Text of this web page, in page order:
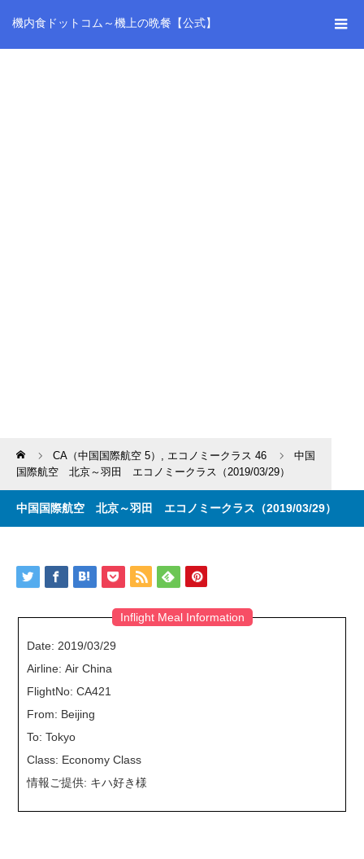
機内食ドットコム～機上の晩餐【公式】
Home CA（中国国際航空 5） , エコノミークラス 46
中国
国際航空 北京～羽田 エコノミークラス（2019/03/29）
中国国際航空 北京～羽田 エコノミークラス（2019/03/29）
Inflight Meal Information
Date: 2019/03/29
Airline: Air China
FlightNo: CA421
From: Beijing
To: Tokyo
Class: Economy Class
情報ご提供: キハ好き様